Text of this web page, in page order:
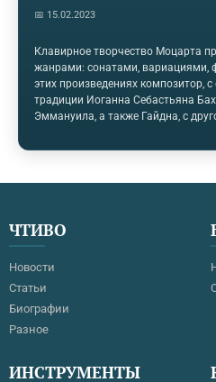
📅 15.02.2023
Клавирное творчество Моцарта
жанрами: сонатами, вариациями,
этих произведениях композитор,
традиции Иоганна Себастьяна
Эммануила, а также Гайдна, с
можно назвать фугу, то в
сложной и развитой, многоликой
оперные увертюры, а изредка…
ЧТИВО
Новости
Статьи
Биографии
Разное
ИНСТРУМЕНТЫ